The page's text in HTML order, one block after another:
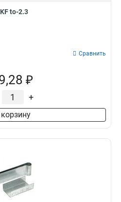
to-2.3
Сравнить
₽
+